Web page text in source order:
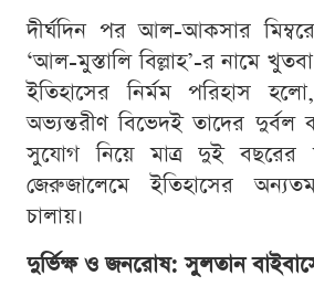
দীর্ঘদিন পর আল-আকসার
‘আল-মুস্তালি বিল্লাহ’-র নামে
ইতিহাসের নির্মম পরিহাস
অভ্যন্তরীণ বিভেদই তাদের দুর্বল
সুযোগ নিয়ে মাত্র দুই বছরের
জেরুজালেমে ইতিহাসের
চালায়।
দুর্ভিক্ষ ও জনরোষ: সুলতান